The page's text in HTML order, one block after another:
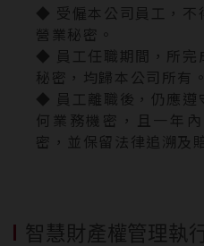
◆ 受僱本公司員工，不
營業秘密。
◆ 員工任職期間，所完
秘密，均歸本公司所有。
◆ 員工離職後，仍應遵
何業務機密，且一年
密，並保留法律追溯及
智慧財產權管理執